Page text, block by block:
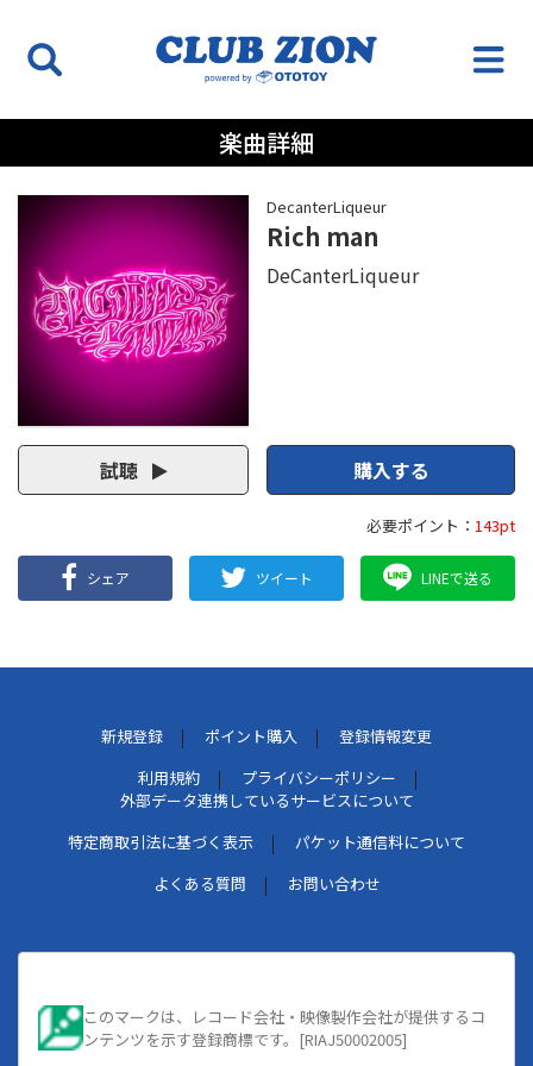
楽曲詳細
DecanterLiqueur
Rich man
DeCanterLiqueur
試聴 購入する
必要ポイント： 143pt
シェア ツイート LINEで送る
新規登録 ポイント購入
登録情報変更
利用規約
プライバシーポリシー
外部データ連携しているサービスについて
特定商取引法に基づく表示
パケット通信料について
よくある質問
お問い合わせ
このマークは、レコード会社・映像製作会社が提供するコ
ンテンツを示す登録商標です。[RIAJ50002005]